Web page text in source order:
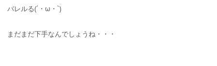
バレルる(´・ω・`)
まだまだ下手なんでしょうね・・・